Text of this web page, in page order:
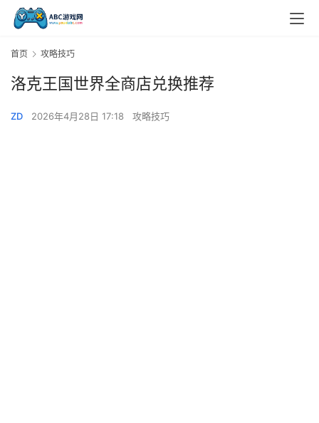
首页 攻略技巧
洛克王国世界全商店兑换推荐
ZD 2026年4月28日 17:18 攻略技巧